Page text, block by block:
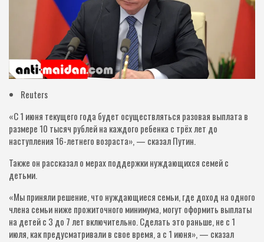
Reuters
«С 1 июня текущего года будет осуществляться разовая выплата в
размере 10 тысяч рублей на каждого ребенка с трёх лет до
наступления 16-летнего возраста», — сказал Путин.
Также он рассказал о мерах поддержки нуждающихся семей с
детьми.
«Мы приняли решение, что нуждающиеся семьи, где доход на одного
члена семьи ниже прожиточного минимума, могут оформить выплаты
на детей с 3 до 7 лет включительно. Сделать это раньше, не с 1
июля, как предусматривали в свое время, а с 1 июня», — сказал